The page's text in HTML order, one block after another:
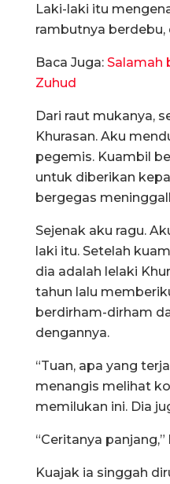
Laki-laki itu
rambutnya berdebu,
Baca Juga: Salamah
Zuhud
Dari raut mukanya,
Khurasan. Aku
pegemis. Kuambil
untuk diberikan
bergegas
Sejenak aku ragu.
laki itu. Setelah
dia adalah lelaki
tahun lalu
berdirham-dirham
dengannya.
“Tuan, apa yang
menangis melihat
memilukan ini. Dia
“Ceritanya
Kuajak ia singgah